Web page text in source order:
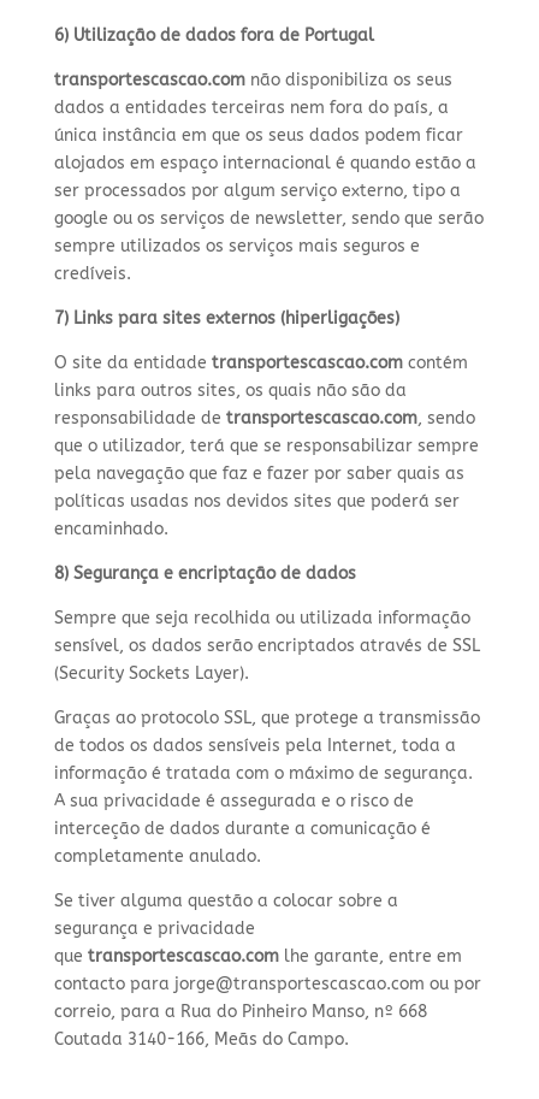
6) Utilização de dados fora de Portugal
transportescascao.com não disponibiliza os seus
dados a entidades terceiras nem fora do país, a
única instância em que os seus dados podem ficar
alojados em espaço internacional é quando estão a
ser processados por algum serviço externo, tipo a
google ou os serviços de newsletter, sendo que serão
sempre utilizados os serviços mais seguros e
credíveis.
7) Links para sites externos (hiperligações)
O site da entidade transportescascao.com contém
links para outros sites, os quais não são da
responsabilidade de transportescascao.com, sendo
que o utilizador, terá que se responsabilizar sempre
pela navegação que faz e fazer por saber quais as
políticas usadas nos devidos sites que poderá ser
encaminhado.
8) Segurança e encriptação de dados
Sempre que seja recolhida ou utilizada informação
sensível, os dados serão encriptados através de SSL
(Security Sockets Layer).
Graças ao protocolo SSL, que protege a transmissão
de todos os dados sensíveis pela Internet, toda a
informação é tratada com o máximo de segurança.
A sua privacidade é assegurada e o risco de
interceção de dados durante a comunicação é
completamente anulado.
Se tiver alguma questão a colocar sobre a
segurança e privacidade
que transportescascao.com lhe garante, entre em
contacto para jorge@transportescascao.com ou por
correio, para a Rua do Pinheiro Manso, nº 668
Coutada 3140-166, Meãs do Campo.